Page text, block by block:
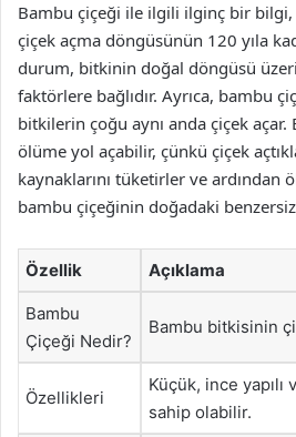
Bambu çiçeği ile ilgili ilginç bir
çiçek açma döngüsünün 120 yıla
durum, bitkinin doğal döngüsü
faktörlere bağlıdır. Ayrıca, bambu
bitkilerin çoğu aynı anda çiçek
ölüme yol açabilir, çünkü çiçek
kaynaklarını tüketirler ve ardından
bambu çiçeğinin doğadaki
Özellik Açıklama
Bambu
Çiçeği Nedir?
Bambu bitkisinin
Özellikleri
Küçük, ince
sahip olabilir.